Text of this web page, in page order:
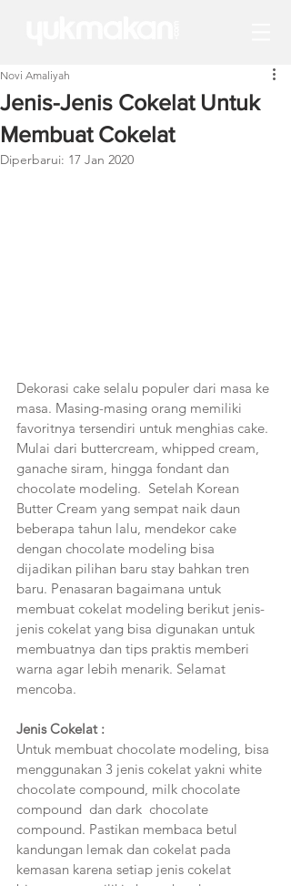
Jenis-Jenis Cokelat Untuk
Membuat Cokelat
Novi Amaliyah
Diperbarui: 17 Jan 2020
Dekorasi cake selalu populer dari masa ke
masa. Masing-masing orang memiliki
favoritnya tersendiri untuk menghias cake.
Mulai dari buttercream, whipped cream,
ganache siram, hingga fondant dan
chocolate modeling.  Setelah Korean
Butter Cream yang sempat naik daun
beberapa tahun lalu, mendekor cake
dengan chocolate modeling bisa
dijadikan pilihan baru stay bahkan tren
baru. Penasaran bagaimana untuk
membuat cokelat modeling berikut jenis-
jenis cokelat yang bisa digunakan untuk
membuatnya dan tips praktis memberi
warna agar lebih menarik. Selamat
mencoba.
Jenis Cokelat :
Untuk membuat chocolate modeling, bisa
menggunakan 3 jenis cokelat yakni white
chocolate compound, milk chocolate
compound  dan dark  chocolate
compound. Pastikan membaca betul
kandungan lemak dan cokelat pada
kemasan karena setiap jenis cokelat